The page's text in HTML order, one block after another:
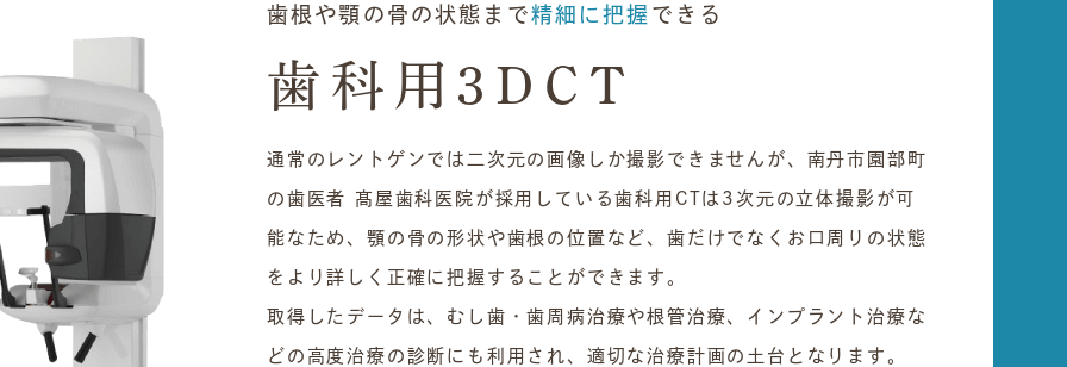
歯根や顎の骨の状態まで精細に把握 できる
歯科用3DCT
通常のレントゲンでは二次元の画像しか撮影できませんが、南丹市園部町
の歯医者 髙屋歯科医院が採用している歯科用CTは3次元の立体撮影が可
能なため、顎の骨の形状や歯根の位置など、歯だけでなくお口周りの状態
をより詳しく正確に把握することができます。
取得したデータは、むし歯・歯周病治療や根管治療、インプラント治療な
どの高度治療の診断にも利用され、適切な治療計画の土台となります。